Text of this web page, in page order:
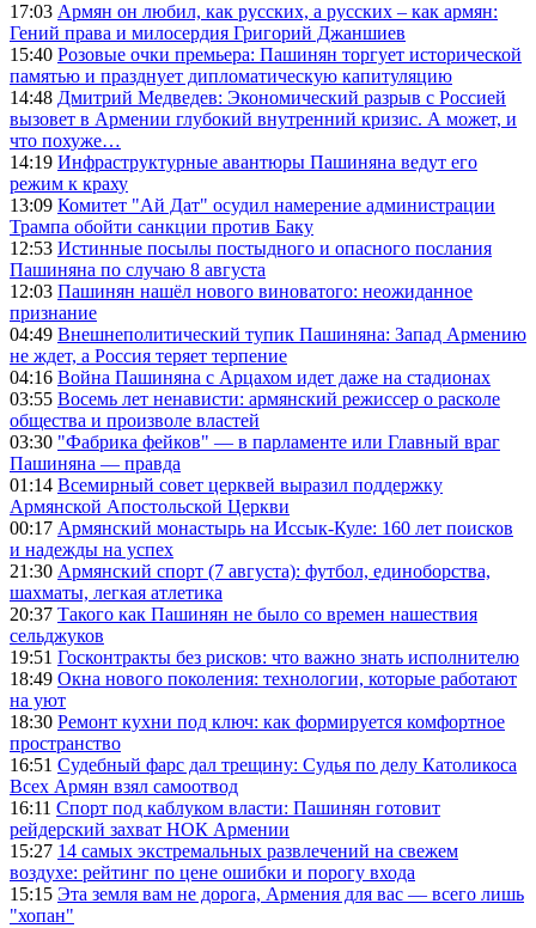
17:03 Армян он любил, как русских, а русских – как армян:
Гений права и милосердия Григорий Джаншиев
15:40 Розовые очки премьера: Пашинян торгует исторической
памятью и празднует дипломатическую капитуляцию
14:48 Дмитрий Медведев: Экономический разрыв с Россией
вызовет в Армении глубокий внутренний кризис. А может, и
что похуже…
14:19 Инфраструктурные авантюры Пашиняна ведут его
режим к краху
13:09 Комитет "Ай Дат" осудил намерение администрации
Трампа обойти санкции против Баку
12:53 Истинные посылы постыдного и опасного послания
Пашиняна по случаю 8 августа
12:03 Пашинян нашёл нового виноватого: неожиданное
признание
04:49 Внешнеполитический тупик Пашиняна: Запад Армению
не ждет, а Россия теряет терпение
04:16 Война Пашиняна с Арцахом идет даже на стадионах
03:55 Восемь лет ненависти: армянский режиссер о расколе
общества и произволе властей
03:30 "Фабрика фейков" — в парламенте или Главный враг
Пашиняна — правда
01:14 Всемирный совет церквей выразил поддержку
Армянской Апостольской Церкви
00:17 Армянский монастырь на Иссык-Куле: 160 лет поисков
и надежды на успех
21:30 Армянский спорт (7 августа): футбол, единоборства,
шахматы, легкая атлетика
20:37 Такого как Пашинян не было со времен нашествия
сельджуков
19:51 Госконтракты без рисков: что важно знать исполнителю
18:49 Окна нового поколения: технологии, которые работают
на уют
18:30 Ремонт кухни под ключ: как формируется комфортное
пространство
16:51 Судебный фарс дал трещину: Судья по делу Католикоса
Всех Армян взял самоотвод
16:11 Спорт под каблуком власти: Пашинян готовит
рейдерский захват НОК Армении
15:27 14 самых экстремальных развлечений на свежем
воздухе: рейтинг по цене ошибки и порогу входа
15:15 Эта земля вам не дорога, Армения для вас — всего лишь
"хопан"